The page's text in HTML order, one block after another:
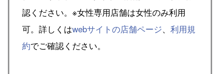
認ください。※女性専用店舗は女性のみ利用
可。詳しくはwebサイトの店舗ページ、 利用規
約でご確認ください。